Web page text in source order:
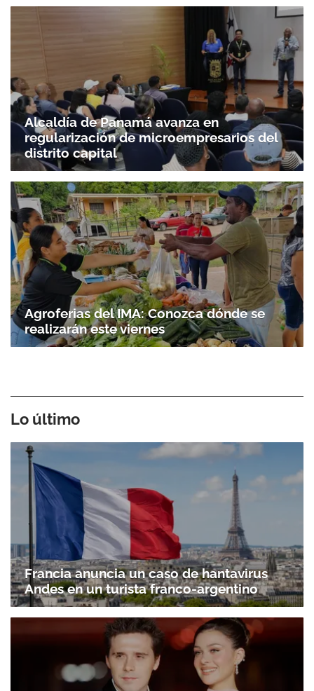
Alcaldía de Panamá avanza en
regularización de microempresarios del
distrito capital
Agroferias del IMA: Conozca dónde se
realizarán este viernes
Lo último
Francia anuncia un caso de hantavirus
Andes en un turista franco-argentino